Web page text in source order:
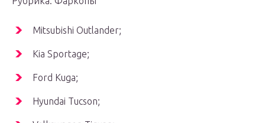
Mitsubishi Outlander;
Kia Sportage;
Ford Kuga;
Hyundai Tucson;